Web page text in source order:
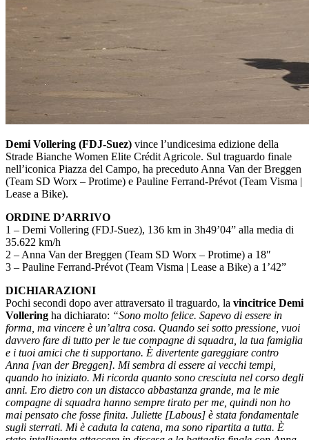
Demi Vollering (FDJ-Suez) vince l’undicesima edizione della
Strade Bianche Women Elite Crédit Agricole. Sul traguardo finale
nell’iconica Piazza del Campo, ha preceduto Anna Van der Breggen
(Team SD Worx – Protime) e Pauline Ferrand-Prévot (Team Visma |
Lease a Bike).
ORDINE D’ARRIVO
1 – Demi Vollering (FDJ-Suez), 136 km in 3h49’04” alla media di
35.622 km/h
2 – Anna Van der Breggen (Team SD Worx – Protime) a 18″
3 – Pauline Ferrand-Prévot (Team Visma | Lease a Bike) a 1’42”
DICHIARAZIONI
Pochi secondi dopo aver attraversato il traguardo, la vincitrice Demi
Vollering ha dichiarato: “Sono molto felice. Sapevo di essere in
forma, ma vincere è un’altra cosa. Quando sei sotto pressione, vuoi
davvero fare di tutto per le tue compagne di squadra, la tua famiglia
e i tuoi amici che ti supportano. È divertente gareggiare contro
Anna [van der Breggen]. Mi sembra di essere ai vecchi tempi,
quando ho iniziato. Mi ricorda quanto sono cresciuta nel corso degli
anni. Ero dietro con un distacco abbastanza grande, ma le mie
compagne di squadra hanno sempre tirato per me, quindi non ho
mai pensato che fosse finita. Juliette [Labous] è stata fondamentale
sugli sterrati. Mi è caduta la catena, ma sono ripartita a tutta. È